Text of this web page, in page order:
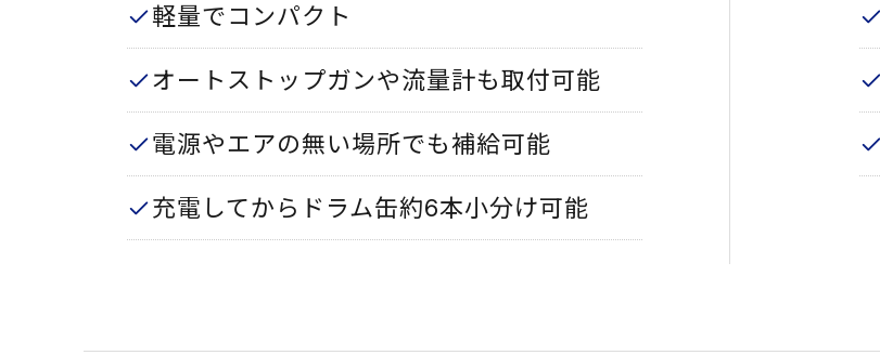
軽量でコンパクト
オートストップガンや流量計も取付可能
電源やエアの無い場所でも補給可能
充電してからドラム缶約6本小分け可能